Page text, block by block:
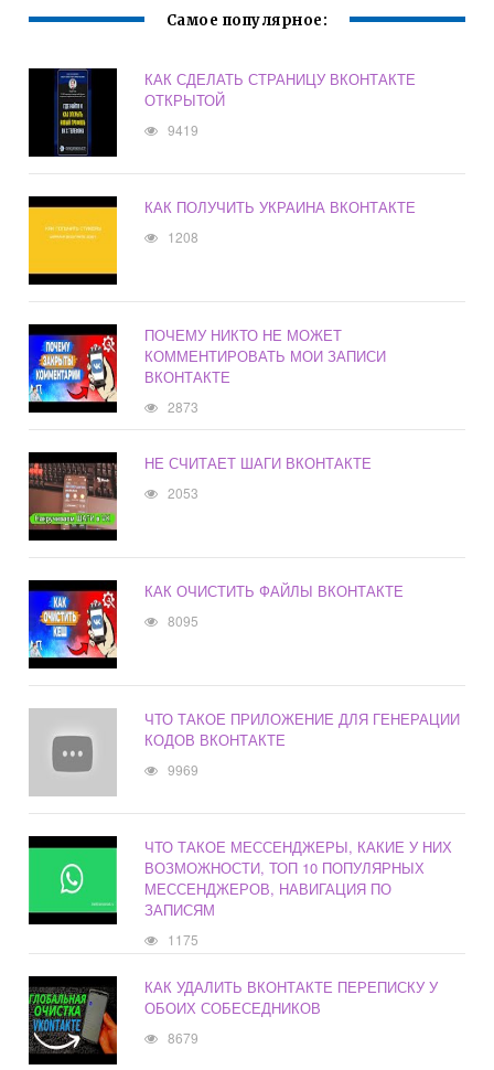
Самое популярное:
КАК СДЕЛАТЬ СТРАНИЦУ ВКОНТАКТЕ
ОТКРЫТОЙ
9419
КАК ПОЛУЧИТЬ УКРАИНА ВКОНТАКТЕ
1208
ПОЧЕМУ НИКТО НЕ МОЖЕТ
КОММЕНТИРОВАТЬ МОИ ЗАПИСИ
ВКОНТАКТЕ
2873
НЕ СЧИТАЕТ ШАГИ ВКОНТАКТЕ
2053
КАК ОЧИСТИТЬ ФАЙЛЫ ВКОНТАКТЕ
8095
ЧТО ТАКОЕ ПРИЛОЖЕНИЕ ДЛЯ ГЕНЕРАЦИИ
КОДОВ ВКОНТАКТЕ
9969
ЧТО ТАКОЕ МЕССЕНДЖЕРЫ, КАКИЕ У НИХ
ВОЗМОЖНОСТИ, ТОП 10 ПОПУЛЯРНЫХ
МЕССЕНДЖЕРОВ, НАВИГАЦИЯ ПО
ЗАПИСЯМ
1175
КАК УДАЛИТЬ ВКОНТАКТЕ ПЕРЕПИСКУ У
ОБОИХ СОБЕСЕДНИКОВ
8679